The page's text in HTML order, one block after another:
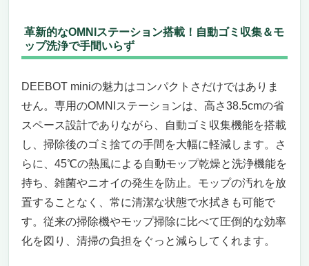
革新的なOMNIステーション搭載！自動ゴミ収集＆モ
ップ洗浄で手間いらず
DEEBOT miniの魅力はコンパクトさだけではありま
せん。専用のOMNIステーションは、高さ38.5cmの省
スペース設計でありながら、自動ゴミ収集機能を搭載
し、掃除後のゴミ捨ての手間を大幅に軽減します。さ
らに、45℃の熱風による自動モップ乾燥と洗浄機能を
持ち、雑菌やニオイの発生を防止。モップの汚れを放
置することなく、常に清潔な状態で水拭きも可能で
す。従来の掃除機やモップ掃除に比べて圧倒的な効率
化を図り、清掃の負担をぐっと減らしてくれます。